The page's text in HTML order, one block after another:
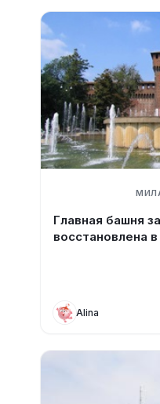
Главная башня
восстановлена
Alina